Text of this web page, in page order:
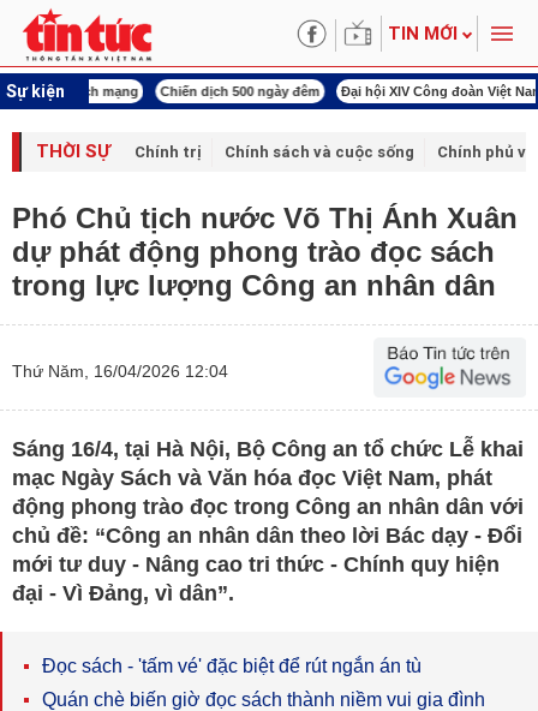
TIN MỚI
Sự kiện
mạng Chiến dịch 500 ngày đêm Đại hội XIV Công đoàn Việt Nam
THỜI SỰ Chính trị Chính sách và cuộc sống Chính phủ
Phó Chủ tịch nước Võ Thị Ánh Xuân
dự phát động phong trào đọc sách
trong lực lượng Công an nhân dân
Thứ Năm, 16/04/2026 12:04
Sáng 16/4, tại Hà Nội, Bộ Công an tổ chức Lễ khai
mạc Ngày Sách và Văn hóa đọc Việt Nam, phát
động phong trào đọc trong Công an nhân dân với
chủ đề: “Công an nhân dân theo lời Bác dạy - Đổi
mới tư duy - Nâng cao tri thức - Chính quy hiện
đại - Vì Đảng, vì dân”.
Đọc sách - 'tấm vé' đặc biệt để rút ngắn án tù
Quán chè biến giờ đọc sách thành niềm vui gia đình